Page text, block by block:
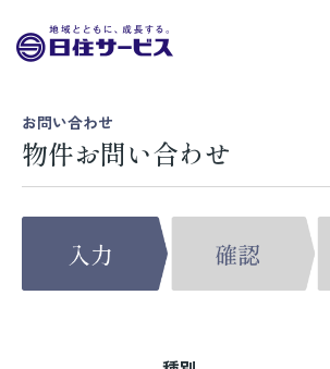
お問い合わせ
物件お問い合わせ